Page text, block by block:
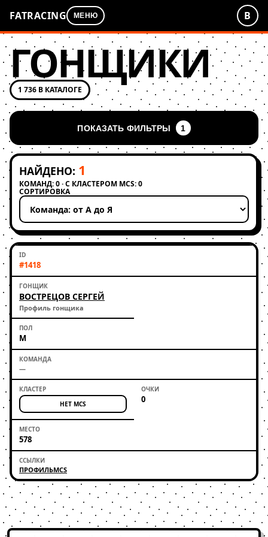
FATRACING МЕНЮ В
ГОНЩИКИ
1 736 В КАТАЛОГЕ
ПОКАЗАТЬ ФИЛЬТРЫ 1
НАЙДЕНО: 1
КОМАНД: 0 · С КЛАСТЕРОМ MCS: 0
СОРТИРОВКА
Применить сортировку
#1418
ВОСТРЕЦОВ СЕРГЕЙ
Профиль гонщика
М
—
НЕТ MCS 0
578
ПРОФИЛЬMCS